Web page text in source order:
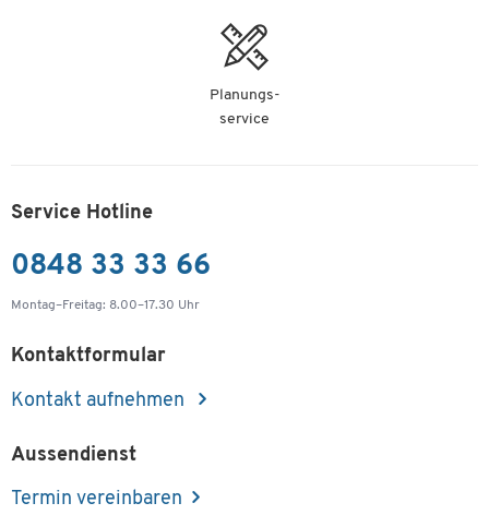
Planungs-
service
Service Hotline
0848 33 33 66
Montag–Freitag: 8.00–17.30 Uhr
Kontaktformular
Kontakt aufnehmen
Aussendienst
Termin vereinbaren